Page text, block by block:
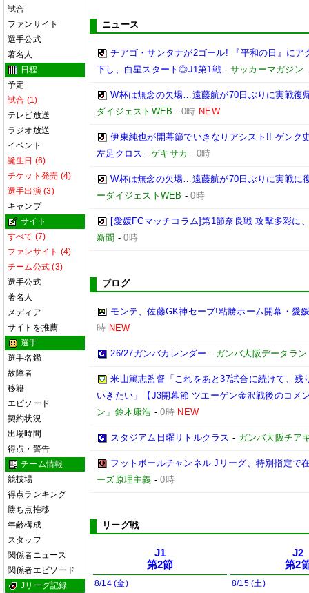
試合
ファンサイト
選手公式
著名人
日程
予定
試合 (1)
テレビ放送
ラジオ放送
イベント
誕生日 (6)
チケット発売 (4)
選手出演 (3)
キャンプ
サイト
すべて (7)
ファンサイト (4)
チーム公式 (3)
選手公式
著名人
メディア
サイトを推薦
選手
選手名鑑
故障者
移籍
エピソード
契約状況
出場時間
得点・警告
チーム情報
競技場
得点ランキング
勝ち点推移
年齢構成
スタッフ
関係者ニュース
関係者エピソード
Jリーグ記録
ニュース
チアゴ・サンタナが2ゴール! 『平和の日』に
下し、白星スタート◎J1第1戦 - サッカーマガジン
W杯は無念の欠場…遠藤航が70日ぶりに実戦復
ダイジェストWEB -0時 NEW
伊東純也が開幕節でいきなりアシスト!! ゲンク
左足クロス -ゲキサカ -0時
W杯は無念の欠場…遠藤航が70日ぶりに実戦に
ーダイジェストWEB -0時
[愛媛FCマッチコラム]第1節奈良戦 攻撃多彩に
新聞 -0時
ブログ
モンテ、佐藤GK神セーブ!粘勝ホーム開幕・愛
時 NEW
26/27ガンバカレンダー - ガンバ大阪データラ
米山篤志監督「これをあと37試合に続けて、
いきたい」【J3開幕節 ツエーゲン金沢戦後のコメ
ン」鈴木康浩 -0時 NEW
スタジアム日曜リトルクラス - ガンバ大阪チア
フットボールチャンネル Jリーグ、特別指定で
ーズ原理主義 -0時
リーグ戦
J1
第2節
8/14 (金)
J2
第2
8/15 (土)